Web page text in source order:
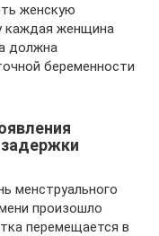
женскую
каждая женщина
должна
беременности
менструального
произошло
перемещается в